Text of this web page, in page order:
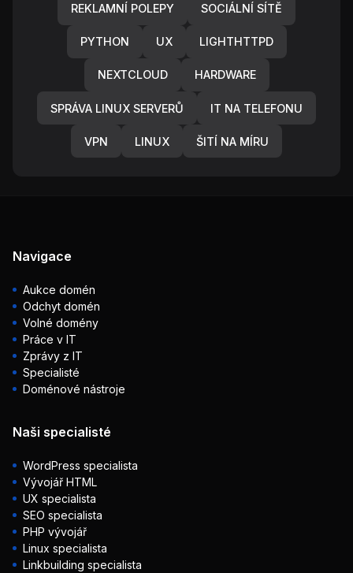
REKLAMNÍ POLEPY SOCIÁLNÍ SÍTĚ
PYTHON UX LIGHTHTTPD
NEXTCLOUD HARDWARE
SPRÁVA LINUX SERVERŮ IT NA TELEFONU
VPN LINUX ŠITÍ NA MÍRU
Navigace
Aukce domén
Odchyt domén
Volné domény
Práce v IT
Zprávy z IT
Specialisté
Doménové nástroje
Naši specialisté
WordPress specialista
Vývojář HTML
UX specialista
SEO specialista
PHP vývojář
Linux specialista
Linkbuilding specialista